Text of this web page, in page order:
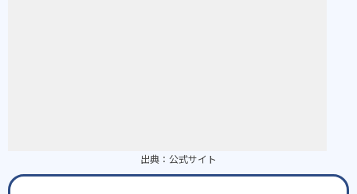
出典： 公式サイト